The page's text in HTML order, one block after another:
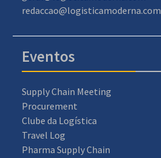
redaccao@logisticamoderna.com
Eventos
Supply Chain Meeting
Procurement
Clube da Logística
Travel Log
Pharma Supply Chain